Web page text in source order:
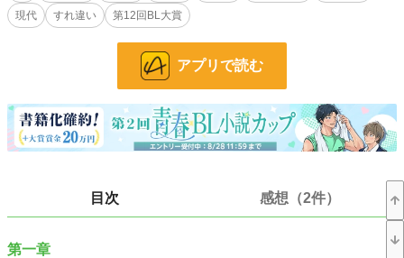
摺っていた智暁は、蒼空に声を掛けることができずにその場を立ち去ってしま
スで発散しようとする智暁。その時、偶然、壱星のかつての想い人の存在を知っ
+ 快活で真っすぐな幼馴染 の三角関係BL
◇◇◇
※以下、ネタバレにはなりますが地雷回避のための注意事項です。
・主人公はダブスタでウジウジした性格です。愛のない行為もします。
現代
すれ違い 第12回BL大賞
アプリで読む
目次 感想（2件）
第一章